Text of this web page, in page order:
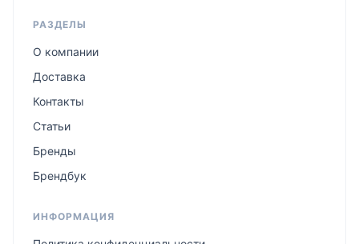
РАЗДЕЛЫ
О компании
Доставка
Контакты
Статьи
Бренды
Брендбук
ИНФОРМАЦИЯ